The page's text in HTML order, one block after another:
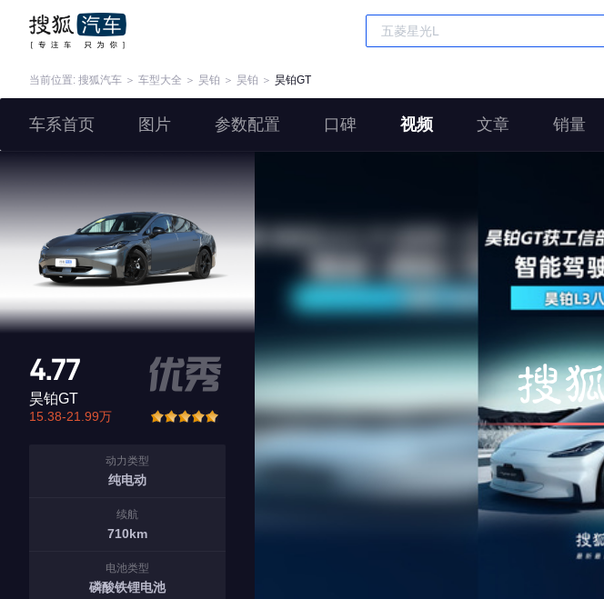
当前位置: 搜狐汽车 ＞ 车型大全 ＞ 昊铂 ＞ 昊铂 ＞ 昊铂GT
车系首页 图片 参数配置 口碑 视频 文章 销量
4.77
昊铂GT
15.38-21.99万
动力类型
纯电动
续航
710km
电池类型
磷酸铁锂电池